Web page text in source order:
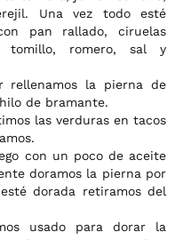
Una vez todo esté
pan rallado, ciruelas
tomillo, romero, sal y
rellenamos la pierna de
de bramante.
las verduras en tacos
con un poco de aceite
doramos la pierna por
dorada retiramos del
usado para dorar la